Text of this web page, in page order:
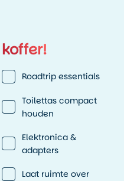
koffer!
Roadtrip essentials
Toilettas compact
houden
Elektronica &
adapters
Laat ruimte over